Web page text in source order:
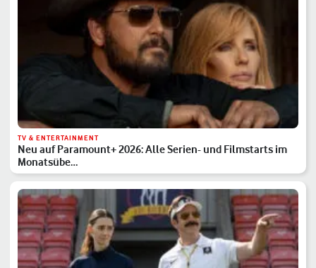
TV & ENTERTAINMENT
Neu auf Paramount+ 2026: Alle Serien- und Filmstarts im
Monatsübe…